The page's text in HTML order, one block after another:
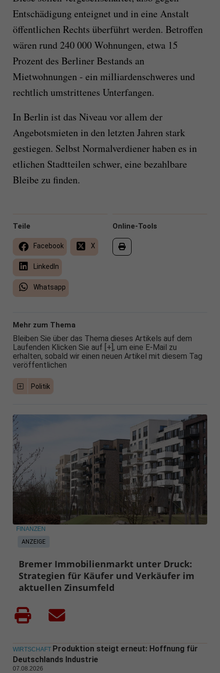
Entschädigung enteignet und in eine Anstalt
öffentlichen Rechts überführt werden. Betroffen
wären rund 240 000 Wohnungen, etwa 15
Prozent des Berliner Bestands an
Mietwohnungen - ein milliardenschweres und
rechtlich umstrittenes Unterfangen.
In Berlin ist das Niveau vor allem der
Angebotsmieten in den letzten Jahren stark
gestiegen. Selbst Normalverdiener haben es in
etlichen Stadtteilen schwer, eine bezahlbare
Bleibe zu finden.
Online-Tools
Teile
Facebook X
LinkedIn
Whatsapp
Mehr zum Thema
Bleiben Sie über das Thema dieses Artikels auf dem
Laufenden Klicken Sie auf [+], um eine E-Mail zu
erhalten, sobald wir einen neuen Artikel mit diesem Tag
veröffentlichen
Politik
ANZEIGE
FINANZEN
Bremer Immobilienmarkt unter Druck:
Strategien für Käufer und Verkäufer im
aktuellen Zinsumfeld
WIRTSCHAFT Produktion steigt erneut: Hoffnung für
Deutschlands Industrie
07.08.2026